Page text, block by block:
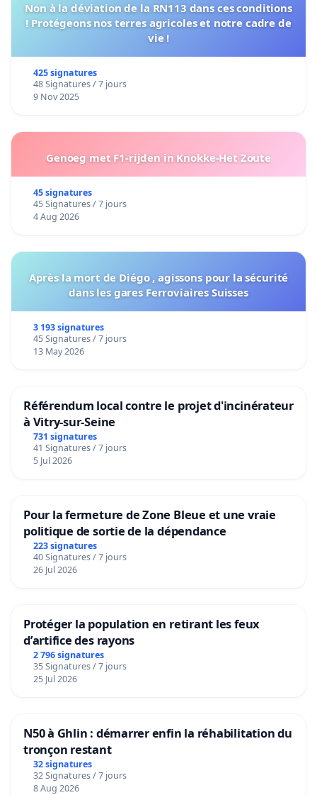
Non à la déviation de la RN113 dans ces conditions
! Protégeons nos terres agricoles et notre cadre de
vie !
425 signatures
48 Signatures / 7 jours
9 Nov 2025
Genoeg met F1-rijden in Knokke-Het Zoute
45 signatures
45 Signatures / 7 jours
4 Aug 2026
Après la mort de Diégo , agissons pour la sécurité
dans les gares Ferroviaires Suisses
3 193 signatures
45 Signatures / 7 jours
13 May 2026
Référendum local contre le projet d'incinérateur
à Vitry-sur-Seine
731 signatures
41 Signatures / 7 jours
5 Jul 2026
Pour la fermeture de Zone Bleue et une vraie
politique de sortie de la dépendance
223 signatures
40 Signatures / 7 jours
26 Jul 2026
Protéger la population en retirant les feux
d’artifice des rayons
2 796 signatures
35 Signatures / 7 jours
25 Jul 2026
N50 à Ghlin : démarrer enfin la réhabilitation du
tronçon restant
32 signatures
32 Signatures / 7 jours
8 Aug 2026